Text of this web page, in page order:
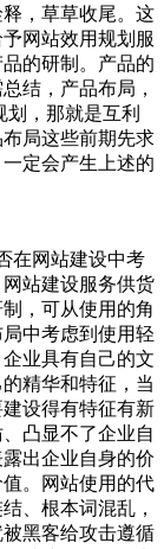
，草草收尾。这
网站效用规划服
的研制。产品的
结，产品布局，
，那就是互利
局这些前期先求
定会产生上述的
在网站建设中考
站建设服务供货
，可从使用的角
中考虑到使用轻
业具有自己的文
精华和特征，当
设得有特征有新
凸显不了企业自
出企业自身的价
。网站使用的代
、根本词混乱，
黑客给攻击遵循